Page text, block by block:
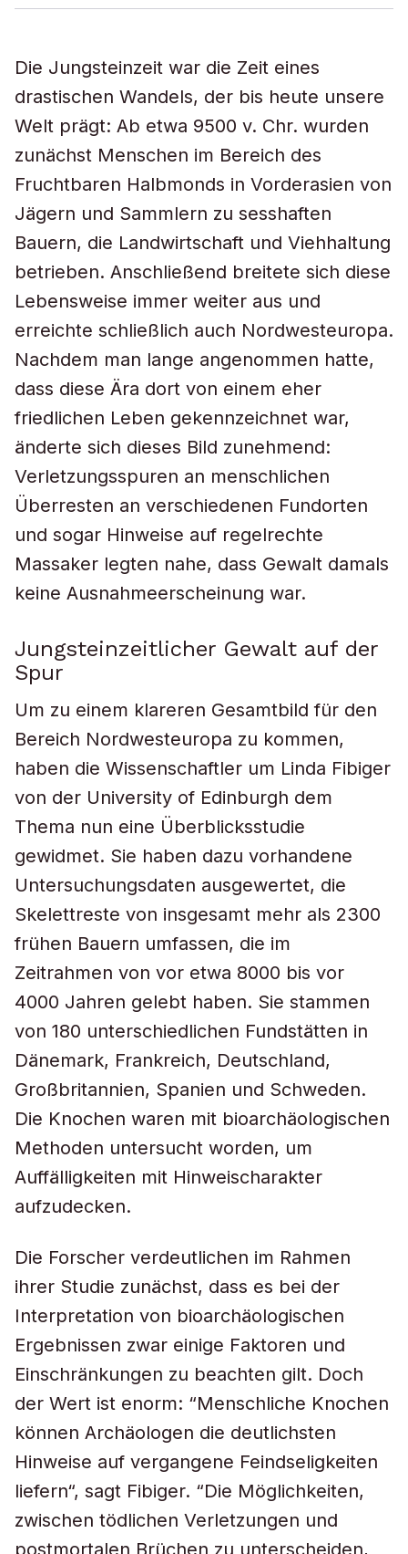
Die Jungsteinzeit war die Zeit eines
drastischen Wandels, der bis heute unsere
Welt prägt: Ab etwa 9500 v. Chr. wurden
zunächst Menschen im Bereich des
Fruchtbaren Halbmonds in Vorderasien von
Jägern und Sammlern zu sesshaften
Bauern, die Landwirtschaft und Viehhaltung
betrieben. Anschließend breitete sich diese
Lebensweise immer weiter aus und
erreichte schließlich auch Nordwesteuropa.
Nachdem man lange angenommen hatte,
dass diese Ära dort von einem eher
friedlichen Leben gekennzeichnet war,
änderte sich dieses Bild zunehmend:
Verletzungsspuren an menschlichen
Überresten an verschiedenen Fundorten
und sogar Hinweise auf regelrechte
Massaker legten nahe, dass Gewalt damals
keine Ausnahmeerscheinung war.
Jungsteinzeitlicher Gewalt auf der
Spur
Um zu einem klareren Gesamtbild für den
Bereich Nordwesteuropa zu kommen,
haben die Wissenschaftler um Linda Fibiger
von der University of Edinburgh dem
Thema nun eine Überblicksstudie
gewidmet. Sie haben dazu vorhandene
Untersuchungsdaten ausgewertet, die
Skelettreste von insgesamt mehr als 2300
frühen Bauern umfassen, die im
Zeitrahmen von vor etwa 8000 bis vor
4000 Jahren gelebt haben. Sie stammen
von 180 unterschiedlichen Fundstätten in
Dänemark, Frankreich, Deutschland,
Großbritannien, Spanien und Schweden.
Die Knochen waren mit bioarchäologischen
Methoden untersucht worden, um
Auffälligkeiten mit Hinweischarakter
aufzudecken.
Die Forscher verdeutlichen im Rahmen
ihrer Studie zunächst, dass es bei der
Interpretation von bioarchäologischen
Ergebnissen zwar einige Faktoren und
Einschränkungen zu beachten gilt. Doch
der Wert ist enorm: “Menschliche Knochen
können Archäologen die deutlichsten
Hinweise auf vergangene Feindseligkeiten
liefern“, sagt Fibiger. “Die Möglichkeiten,
zwischen tödlichen Verletzungen und
postmortalen Brüchen zu unterscheiden,